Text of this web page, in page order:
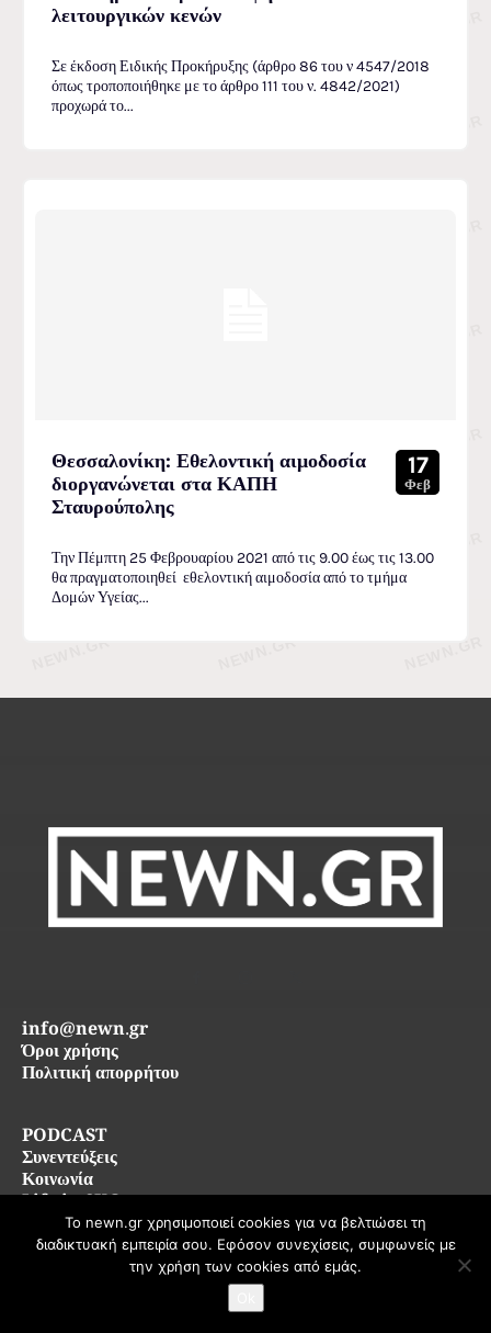
λειτουργικών κενών
Σε έκδοση Ειδικής Προκήρυξης (άρθρο 86 του ν 4547/2018
όπως τροποποιήθηκε με το άρθρο 111 του ν. 4842/2021)
προχωρά το...
Θεσσαλονίκη: Εθελοντική αιμοδοσία
διοργανώνεται στα ΚΑΠΗ
Σταυρούπολης
17
Φεβ
Την Πέμπτη 25 Φεβρουαρίου 2021 από τις 9.00 έως τις 13.00
θα πραγματοποιηθεί εθελοντική αιμοδοσία από το τμήμα
Δομών Υγείας...
PODCAST
Συνεντεύξεις
Κοινωνία
Life in SKG
info@newn.gr
Όροι χρήσης
Πολιτική απορρήτου
© 2026 newn.gr — Όλα τα δικαιώματα διατηρούνται
Το newn.gr χρησιμοποιεί cookies για να βελτιώσει τη
διαδικτυακή εμπειρία σου. Εφόσον συνεχίσεις, συμφωνείς με
την χρήση των cookies από εμάς.